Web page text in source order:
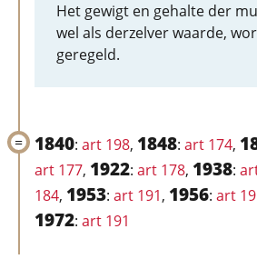
Het gewigt en gehalte der
wel als derzelver waarde,
geregeld.
1840: art 198, 1848: art 174,
art 177, 1922: art 178, 1938:
184, 1953: art 191, 1956: art
1972: art 191